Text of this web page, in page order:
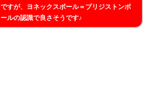
ですが、ヨネックスボール＝ブリジストンボ
ールの認識で良さそうです♪